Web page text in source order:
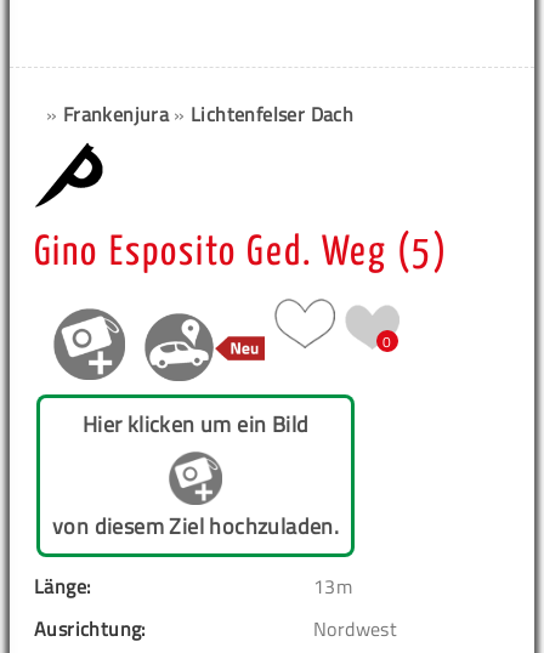
» Frankenjura» Lichtenfelser Dach
Gino Esposito Ged. Weg (5)
0
Hier klicken um ein Bild
von diesem Ziel hochzuladen.
Länge:
13m
Ausrichtung:
Nordwest